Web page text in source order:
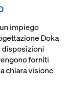
impiego
Doka
disposizioni
forniti
chiara visione